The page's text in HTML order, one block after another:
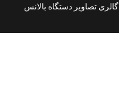
گالری تصاویر دستگاه بالانس